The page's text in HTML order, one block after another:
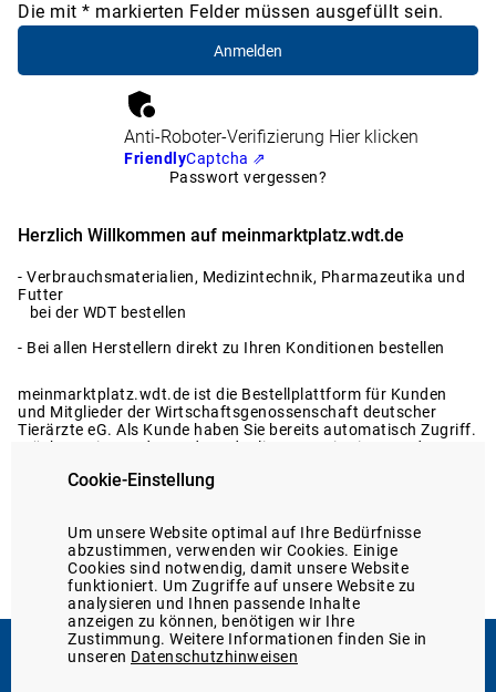
Die mit * markierten Felder müssen ausgefüllt sein.
Anti-Roboter-Verifizierung Hier klicken
FriendlyCaptcha ⇗
Passwort vergessen?
Herzlich Willkommen auf meinmarktplatz.wdt.de
- Verbrauchsmaterialien, Medizintechnik, Pharmazeutika und
Futter
bei der WDT bestellen
- Bei allen Herstellern direkt zu Ihren Konditionen bestellen
meinmarktplatz.wdt.de ist die Bestellplattform für Kunden
und Mitglieder der Wirtschaftsgenossenschaft deutscher
Tierärzte eG. Als Kunde haben Sie bereits automatisch Zugriff.
Möchten Sie Kunde werden oder liegen Registrierungsdaten
Dann melden Sie sich gerne bei uns.
Registrierung anfragen
Cookie-Einstellung
Um unsere Website optimal auf Ihre Bedürfnisse
abzustimmen, verwenden wir Cookies. Einige
Cookies sind notwendig, damit unsere Website
funktioniert. Um Zugriffe auf unsere Website zu
analysieren und Ihnen passende Inhalte
anzeigen zu können, benötigen wir Ihre
Zustimmung. Weitere Informationen finden Sie in
unseren Datenschutzhinweisen